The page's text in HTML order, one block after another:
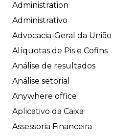
Administration
Administrativo
Advocacia-Geral da União
Alíquotas de Pis e Cofins
Análise de resultados
Análise setorial
Anywhere office
Aplicativo da Caixa
Assessoria Financeira